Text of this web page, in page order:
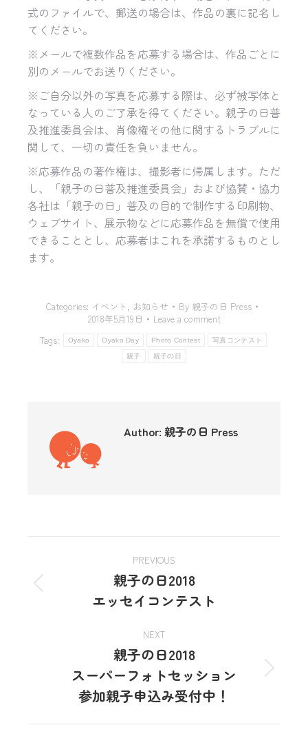
式のファイルで、 郵送の場合は、作品の裏に記名し
てください。
※メールで複数作品を応募する場合は、作品ごとに
別のメールでお送りください。
※ご自分以外の写真を応募する際は、必ず被写体と
なっている人のご了承を得てください。親子の日普
及推進委員会は、肖像権その他に関するトラブルに
関して、一切の責任を負いません。
※応募作品の著作権は、撮影者に帰属します。ただ
し、「親子の日普及推進委員会」および協賛・協力
各社は「親子の日」普及の目的で制作する印刷物、
ウェブサイト、展示物などに応募作品を無償で使用
できることとし、応募者はこれを承諾するものとし
ます。
Categories: イベント , お知らせ By 親子の日 Press
2018年5月19日
Leave a comment
Tags:
Oyako Oyako Day Photo Contest 写真コンテスト
親子 親子の日
Author: 親子の日 Press
PREVIOUS
親子の日2018
エッセイコンテスト
NEXT
親子の日2018
スーパーフォトセッション
参加親子申込み受付中！